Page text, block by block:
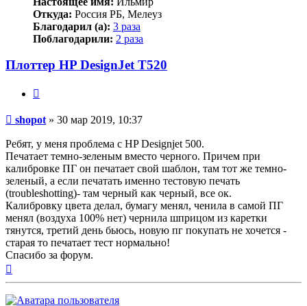
Откуда: Россия РБ, Мелеуз
Благодарил (а): 3 раза
Поблагодарили: 2 раза
Плоттер HP DesignJet T520
Непрочитанное
сообщение
shopot » 30 мар 2019, 10:37
Ребят, у меня проблема с HP Designjet 500.
Печатает темно-зеленым вместо черного. Причем при
калибровке ПГ он печатает свой шаблон, там тот же темно-
зеленый, а если печатать именно тестовую печать
(troubleshotting)- там черный как черный, все ок.
Калибровку цвета делал, бумагу менял, ченила в самой ПГ
менял (воздуха 100% нет) чернила шприцом из каретки
тянутся, третий день бьюсь, новую пг покупать не хочется -
старая то печатает тест нормально!
Спасибо за форум.